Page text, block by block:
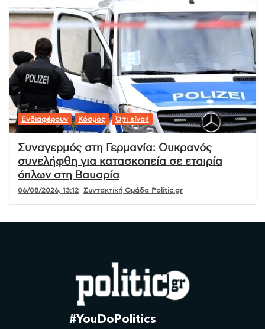
Ενδιαφέρουν Κόσμος Ό,τι είναι!
Συναγερμός στη Γερμανία: Ουκρανός
συνελήφθη για κατασκοπεία σε εταιρία
όπλων στη Βαυαρία
06/08/2026, 13:12 Συντακτική Ομάδα Politic.gr
#YouDoPolitics